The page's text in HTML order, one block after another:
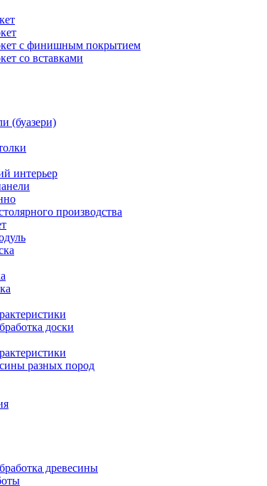
с финишным покрытием
со вставками
(буазери)
интерьер
производства
доски
разных пород
древесины